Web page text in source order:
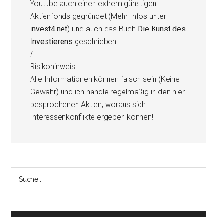
Youtube auch einen extrem günstigen
Aktienfonds gegründet (Mehr Infos unter
invest4.net) und auch das Buch Die Kunst des
Investierens geschrieben.
/
Risikohinweis
Alle Informationen können falsch sein (Keine
Gewähr) und ich handle regelmäßig in den hier
besprochenen Aktien, woraus sich
Interessenkonflikte ergeben können!